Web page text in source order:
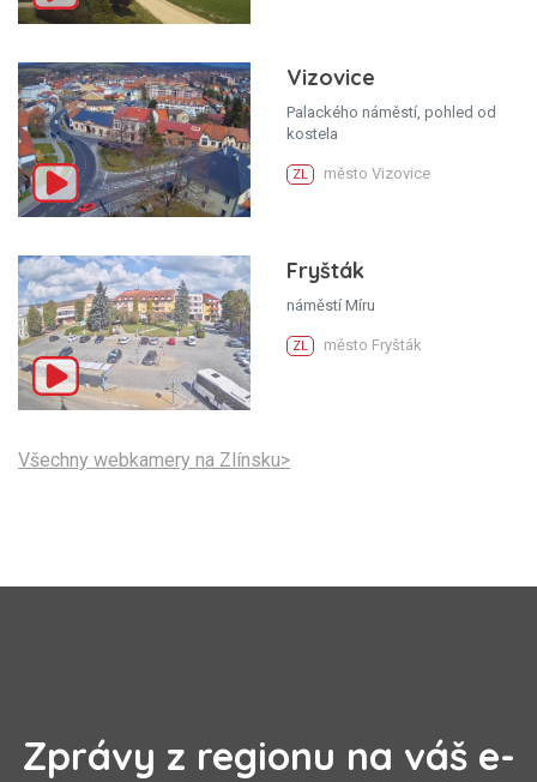
Vizovice
Palackého náměstí, pohled od
kostela
ZL město Vizovice
Fryšták
náměstí Míru
ZL město Fryšták
Všechny webkamery na Zlínsku>
Zprávy z regionu na váš e-